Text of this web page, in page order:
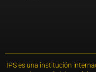
IPS es una institución